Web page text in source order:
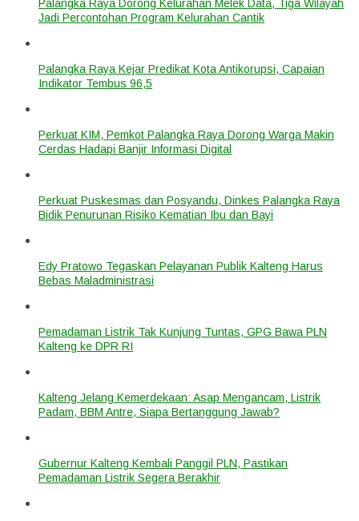
Palangka Raya Dorong Kelurahan Melek Data, Tiga Wilayah
Jadi Percontohan Program Kelurahan Cantik
Palangka Raya Kejar Predikat Kota Antikorupsi, Capaian
Indikator Tembus 96,5
Perkuat KIM, Pemkot Palangka Raya Dorong Warga Makin
Cerdas Hadapi Banjir Informasi Digital
Perkuat Puskesmas dan Posyandu, Dinkes Palangka Raya
Bidik Penurunan Risiko Kematian Ibu dan Bayi
Edy Pratowo Tegaskan Pelayanan Publik Kalteng Harus
Bebas Maladministrasi
Pemadaman Listrik Tak Kunjung Tuntas, GPG Bawa PLN
Kalteng ke DPR RI
Kalteng Jelang Kemerdekaan: Asap Mengancam, Listrik
Padam, BBM Antre, Siapa Bertanggung Jawab?
Gubernur Kalteng Kembali Panggil PLN, Pastikan
Pemadaman Listrik Segera Berakhir